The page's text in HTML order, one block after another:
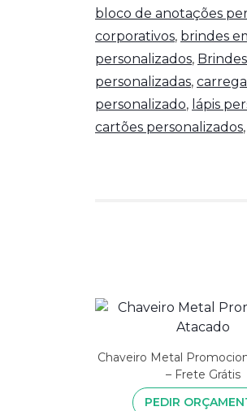
bloco de anotações
corporativos, brindes
personalizados,
personalizadas,
personalizado, lápis
cartões personalizados,
Chaveiro Metal
– Frete Grátis
PEDIR